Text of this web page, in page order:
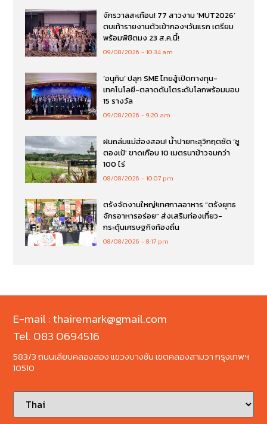
จักรวาลสะเทือน! 77 สาวงาม ‘MUT2026’
ตบเท้ารายงานตัวเข้ากองฯวันแรก เตรียม
พร้อมพิชิตมง 23 ส.ค.นี้!
09/08/2026 10:34 am
‘อนุทิน’ ปลุก SME ไทยสู้เปิดทางทุน-
เทคโนโลยี-ตลาดดันโตระดับโลกพร้อมมอบ
15 รางวัล
09/08/2026 9:20 am
ฝนถล่มแม่ฮ่องสอน! น้ำปายทะลุวิกฤตซัด ‘ซู
ตองเป้’ ขาดเกือบ 10 เมตรนาข้าวจมกว่า
100 ไร่
08/08/2026 10:07 pm
ตรังจัดงานใหญ่!เทศกาลอาหาร “ตรังยุทธ
จักรอาหารอร่อย” ส่งเสริมท่องเที่ยว-
กระตุ้นเศรษฐกิจท้องถิ่น
08/08/2026 8:17 pm
E-mail : thairemark@gmail.com
Tel. 083 0694516
583/3 ถนนเลียบคลองสอง แขวงบางชัน เขตคลองสามวา กรุงเทพฯ
10510